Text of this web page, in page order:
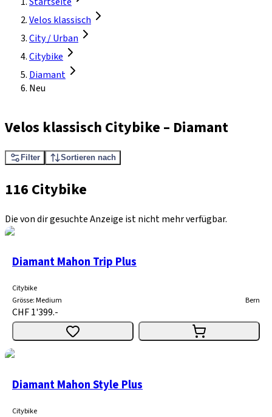
Velos klassisch
City / Urban
Citybike
Diamant
Neu
Velos klassisch Citybike – Diamant
Filter Sortieren nach
116 Citybike
Die von dir gesuchte Anzeige ist nicht mehr verfügbar.
Diamant Mahon Trip Plus
Citybike
Grösse:Medium Bern
CHF 1'399.-
Diamant Mahon Style Plus
Citybike